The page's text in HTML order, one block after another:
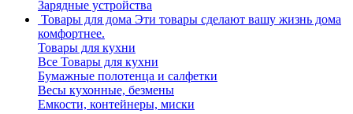
Зарядные устройства
Товары для дома Эти товары сделают вашу жизнь дома
комфортнее.
Товары для кухни
Все Товары для кухни
Бумажные полотенца и салфетки
Весы кухонные, безмены
Емкости, контейнеры, миски